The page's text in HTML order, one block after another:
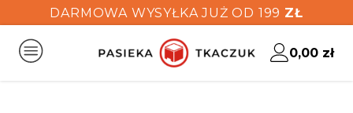
DARMOWA WYSYŁKA JUŻ OD 199 ZŁ
0,00 zł